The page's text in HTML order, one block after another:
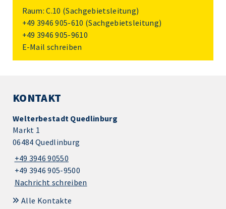
Raum: C.10 (Sachgebietsleitung)
+49 3946 905-610 (Sachgebietsleitung)
+49 3946 905-9610
E-Mail schreiben
KONTAKT
Welterbestadt Quedlinburg
Markt 1
06484 Quedlinburg
+49 3946 90550
+49 3946 905-9500
Nachricht schreiben
Alle Kontakte